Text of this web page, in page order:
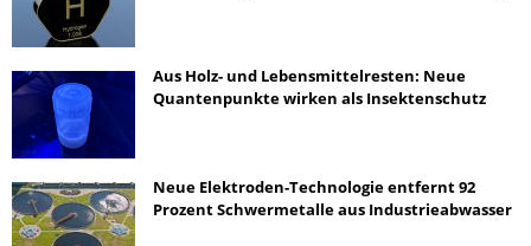
Aus Holz- und Lebensmittelresten: Neue
Quantenpunkte wirken als Insektenschutz
Neue Elektroden-Technologie entfernt 92
Prozent Schwermetalle aus Industrieabwasser